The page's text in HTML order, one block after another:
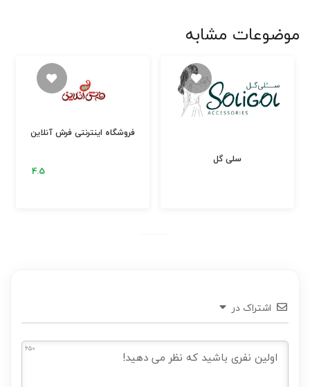
موضوعات مشابه
فروشگاه اینترنتی فرش آنلاین
سلی گل
اشتراک در
650